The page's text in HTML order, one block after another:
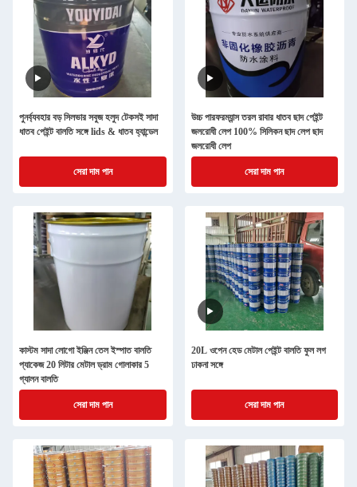
পুনর্ব্যবহার বড় সিলভার সবুজ হলুদ টেকসই সাদা
ধাতব পেইন্ট বালতি সঙ্গে lids & ধাতব হ্যান্ডেল
সেরা দাম পান
উচ্চ পারফরম্যান্স তরল রাবার ধাতব ছাদ পেইন্ট
জলরোধী লেপ 100% সিলিকন ছাদ লেপ ছাদ
জলরোধী লেপ
সেরা দাম পান
কাস্টম সাদা লোগো ইঞ্জিন তেল ইস্পাত বালতি
প্যাকেজ 20 লিটার মেটাল ড্রাম গোলাকার 5
গ্যালন বালতি
সেরা দাম পান
20L ওপেন হেড মেটাল পেইন্ট বালতি ফুল লগ
ঢাকনা সঙ্গে
সেরা দাম পান